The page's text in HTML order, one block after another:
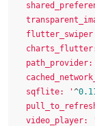
flutter_swiper
path_provider:
  sqflite: '
^
video_player: